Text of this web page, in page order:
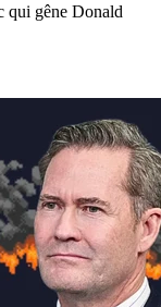
qui gêne Donald